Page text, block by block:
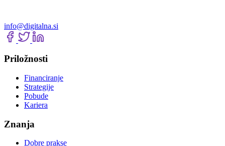
info@digitalna.si
Priložnosti
Financiranje
Strategije
Pobude
Kariera
Znanja
Dobre prakse